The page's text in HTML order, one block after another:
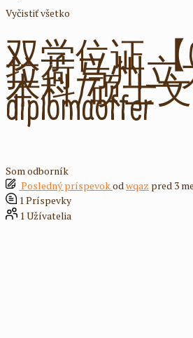
Vyčistiť všetko
双学位证 【
拉荷马州立
本科/硕士文
diplomaoffer
Som odborník
Posledný príspevokodwqaz pred 3
1Príspevky
1Užívatelia